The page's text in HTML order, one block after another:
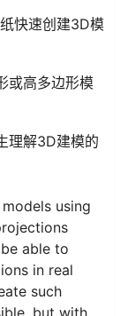
快速创建3D模
或高多边形模
理解3D建模的
using
able to
in real
such
but with